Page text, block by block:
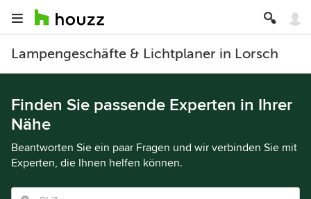
Lampengeschäfte & Lichtplaner in Lorsch
Finden Sie passende Experten in Ihrer
Nähe
Beantworten Sie ein paar Fragen und wir verbinden Sie mit
Experten, die Ihnen helfen können.